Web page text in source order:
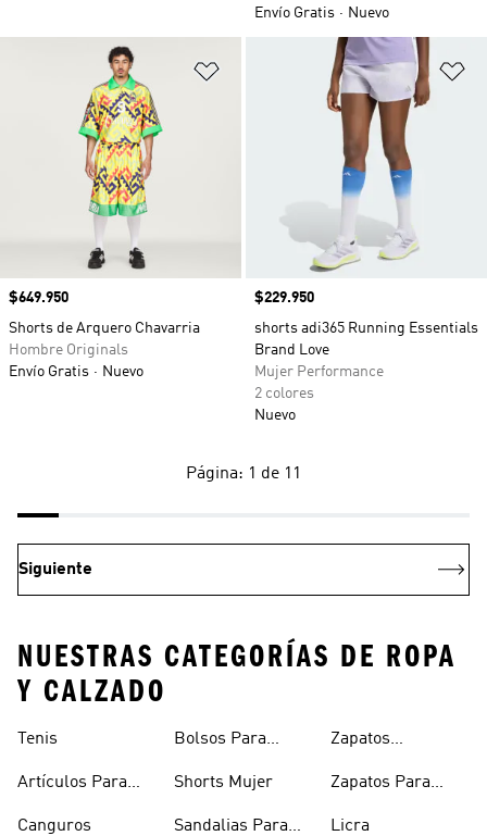
Envío Gratis Nuevo
Añadir a la lista de deseos
Precio
$649.950
Shorts de Arquero Chavarria
Hombre Originals
Envío Gratis
Nuevo
Precio
$229.950
shorts adi365 Running Essentials
Brand Love
Mujer Performance
2 colores
Nuevo
Página: 1 de 11
Siguiente
NUESTRAS CATEGORÍAS DE ROPA
Y CALZADO
Tenis
Artículos Para
Canguros
Bolsos Para
Shorts Mujer
Sandalias Para
Zapatos
Zapatos Para
Licra